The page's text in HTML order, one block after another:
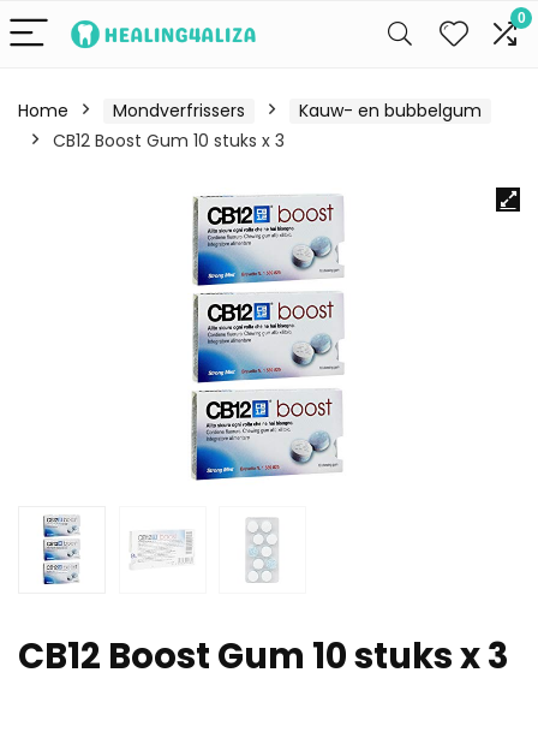
0
Home Mondverfrissers
Kauw- en bubbelgum
CB12 Boost Gum 10 stuks x 3
CB12 Boost Gum 10 stuks x 3